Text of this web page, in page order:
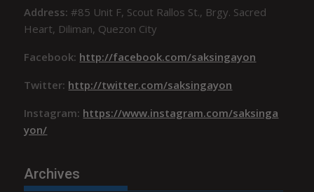
Address:#85 Unit F, Scout Rallos St., Brgy. Sacred
Heart, Diliman, Quezon City
Facebook: http://facebook.com/saksingayon
Twitter: http://twitter.com/saksingayon
Instagram: https://www.instagram.com/saksinga
yon/
Archives